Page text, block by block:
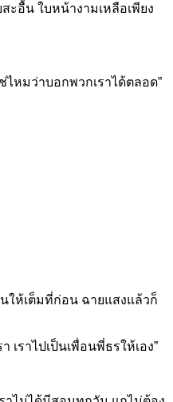
อื้น ใบหน้างามเหลือเพียง
ไหมว่าบอกพวกเราได้ตลอด”
ให้เต็มที่ก่อน ฉายแสงแล้วก็
เราไปเป็นเพื่อนพี่ธรให้เอง”